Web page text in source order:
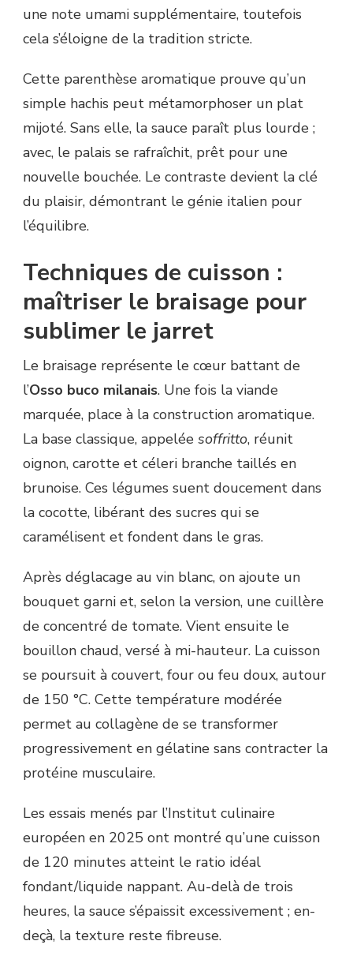
une note umami supplémentaire, toutefois
cela s’éloigne de la tradition stricte.
Cette parenthèse aromatique prouve qu’un
simple hachis peut métamorphoser un plat
mijoté. Sans elle, la sauce paraît plus lourde ;
avec, le palais se rafraîchit, prêt pour une
nouvelle bouchée. Le contraste devient la clé
du plaisir, démontrant le génie italien pour
l’équilibre.
Techniques de cuisson :
maîtriser le braisage pour
sublimer le jarret
Le braisage représente le cœur battant de
l’Osso buco milanais. Une fois la viande
marquée, place à la construction aromatique.
La base classique, appelée soffritto, réunit
oignon, carotte et céleri branche taillés en
brunoise. Ces légumes suent doucement dans
la cocotte, libérant des sucres qui se
caramélisent et fondent dans le gras.
Après déglacage au vin blanc, on ajoute un
bouquet garni et, selon la version, une cuillère
de concentré de tomate. Vient ensuite le
bouillon chaud, versé à mi-hauteur. La cuisson
se poursuit à couvert, four ou feu doux, autour
de 150 °C. Cette température modérée
permet au collagène de se transformer
progressivement en gélatine sans contracter la
protéine musculaire.
Les essais menés par l’Institut culinaire
européen en 2025 ont montré qu’une cuisson
de 120 minutes atteint le ratio idéal
fondant/liquide nappant. Au-delà de trois
heures, la sauce s’épaissit excessivement ; en-
deçà, la texture reste fibreuse.